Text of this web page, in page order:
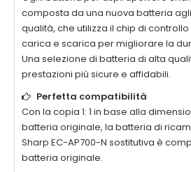
composta da una nuova batteria
qualità, che utilizza il chip di
carica e scarica per migliorare la
Una selezione di batteria di alta
prestazioni più sicure e affidabili.
Perfetta compatibilità
Con la copia 1: 1 in base alla
batteria originale, la batteria di
Sharp EC-AP700-N sostitutiva è
batteria originale.